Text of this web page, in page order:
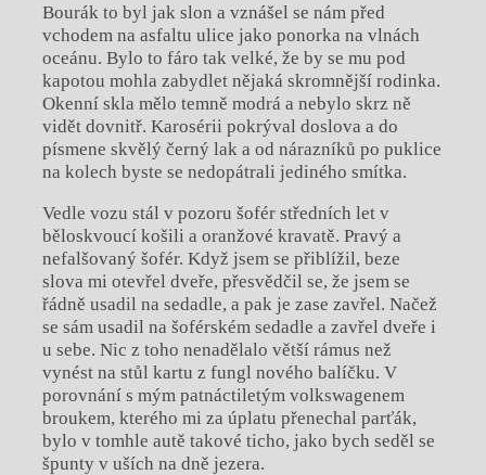
Bourák to byl jak slon a vznášel se nám před
vchodem na asfaltu ulice jako ponorka na vlnách
oceánu. Bylo to fáro tak velké, že by se mu pod
kapotou mohla zabydlet nějaká skromnější rodinka.
Okenní skla mělo temně modrá a nebylo skrz ně
vidět dovnitř. Karosérii pokrýval doslova a do
písmene skvělý černý lak a od nárazníků po puklice
na kolech byste se nedopátrali jediného smítka.
Vedle vozu stál v pozoru šofér středních let v
běloskvoucí košili a oranžové kravatě. Pravý a
nefalšovaný šofér. Když jsem se přiblížil, beze
slova mi otevřel dveře, přesvědčil se, že jsem se
řádně usadil na sedadle, a pak je zase zavřel. Načež
se sám usadil na šoférském sedadle a zavřel dveře i
u sebe. Nic z toho nenadělalo větší rámus než
vynést na stůl kartu z fungl nového balíčku. V
porovnání s mým patnáctiletým volkswagenem
broukem, kterého mi za úplatu přenechal parťák,
bylo v tomhle autě takové ticho, jako bych seděl se
špunty v uších na dně jezera.